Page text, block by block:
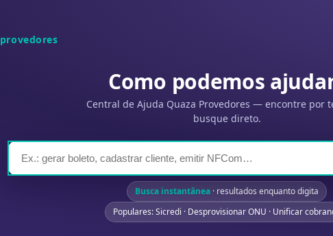
provedores
Como podemos
Central de Ajuda Quaza Provedores — encontre por
busque direto.
Busca instantânea · resultados enquanto digita
Populares: Sicredi · Desprovisionar ONU · Unificar